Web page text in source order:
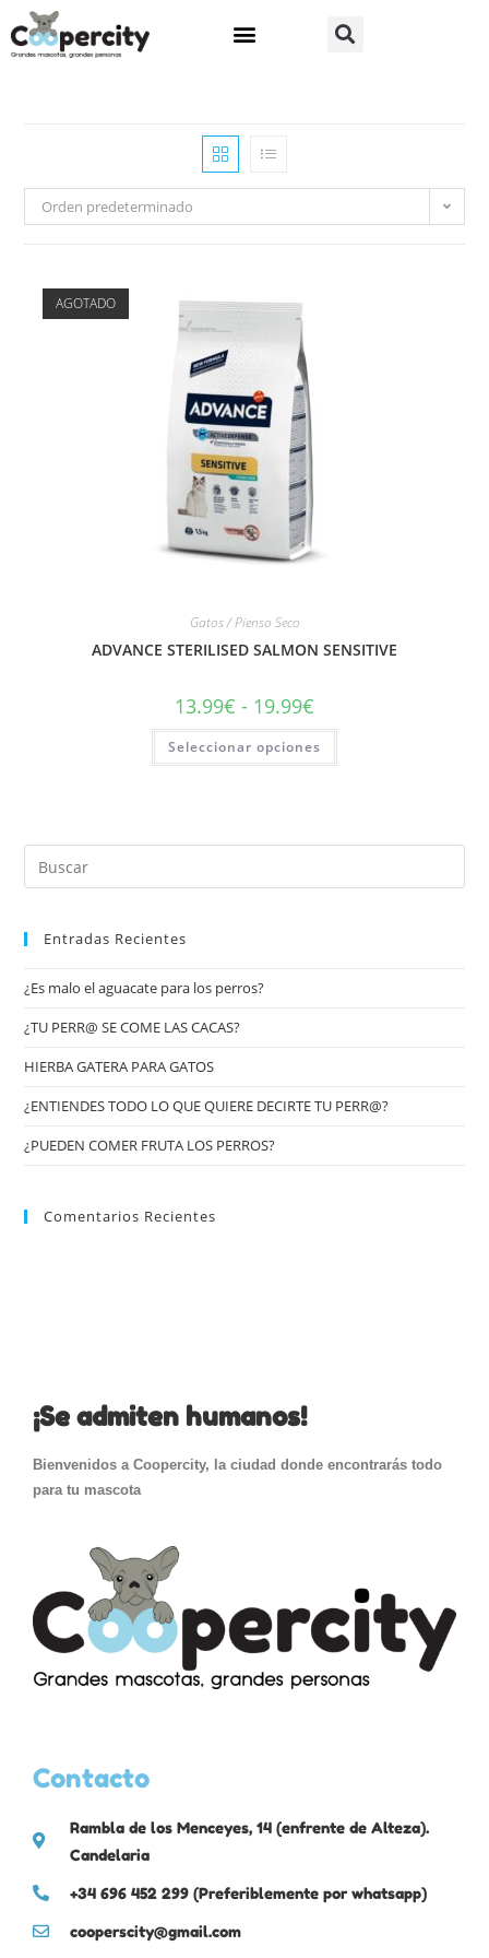
Orden predeterminado
AGOTADO
Gatos / Pienso Seco
ADVANCE STERILISED SALMON SENSITIVE
13.99€ - 19.99€
Seleccionar opciones
Entradas Recientes
¿Es malo el aguacate para los perros?
¿TU PERR@ SE COME LAS CACAS?
HIERBA GATERA PARA GATOS
¿ENTIENDES TODO LO QUE QUIERE DECIRTE TU PERR@?
¿PUEDEN COMER FRUTA LOS PERROS?
Comentarios Recientes
¡Se admiten humanos!
Bienvenidos a Coopercity, la ciudad donde encontrarás todo
para tu mascota
Contacto
Rambla de los Menceyes, 14 (enfrente de Alteza).
Candelaria
+34 696 452 299 (Preferiblemente por whatsapp)
cooperscity@gmail.com